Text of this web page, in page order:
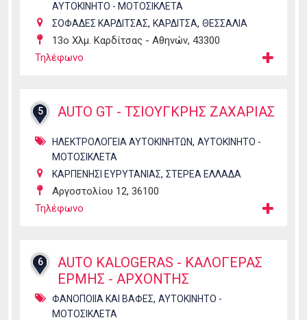
ΑΥΤΟΚΙΝΗΤΟ - ΜΟΤΟΣΙΚΛΕΤΑ
ΣΟΦΑΔΕΣ ΚΑΡΔΙΤΣΑΣ, ΚΑΡΔΙΤΣΑ, ΘΕΣΣΑΛΙΑ
13ο Χλμ. Καρδίτσας - Αθηνών, 43300
Τηλέφωνο
5 AUTO GT - ΤΣΙΟΥΓΚΡΗΣ ΖΑΧΑΡΙΑΣ
ΗΛΕΚΤΡΟΛΟΓΕΙΑ ΑΥΤΟΚΙΝΗΤΩΝ, ΑΥΤΟΚΙΝΗΤΟ -
ΜΟΤΟΣΙΚΛΕΤΑ
ΚΑΡΠΕΝΗΣΙ ΕΥΡΥΤΑΝΙΑΣ, ΣΤΕΡΕΑ ΕΛΛΑΔΑ
Αργοστολίου 12, 36100
Τηλέφωνο
6
AUTO KALOGERAS - ΚΑΛΟΓΕΡΑΣ
ΕΡΜΗΣ - ΑΡΧΟΝΤΗΣ
ΦΑΝΟΠΟΙΙΑ ΚΑΙ ΒΑΦΕΣ, ΑΥΤΟΚΙΝΗΤΟ -
ΜΟΤΟΣΙΚΛΕΤΑ